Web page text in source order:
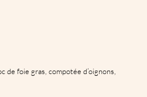
de foie gras, compotée d’oignons,